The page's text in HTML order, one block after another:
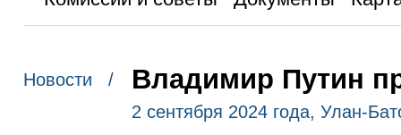
Новости / Владимир Путин
2 сентября 2024 года, Улан-